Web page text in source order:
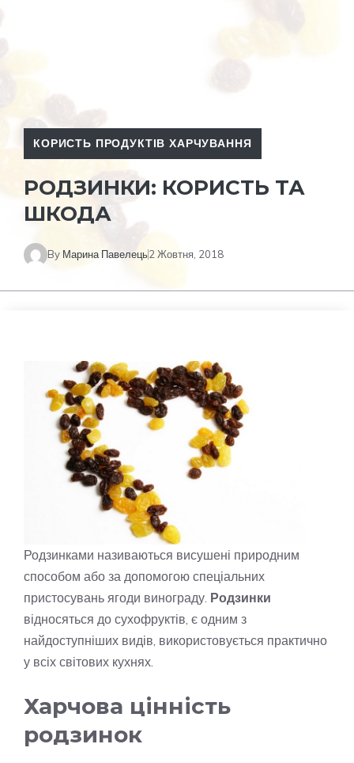
КОРИСТЬ ПРОДУКТІВ ХАРЧУВАННЯ
РОДЗИНКИ: КОРИСТЬ ТА
ШКОДА
By Марина Павелець2 Жовтня, 2018
Родзинками називаються висушені природним
способом або за допомогою спеціальних
пристосувань ягоди винограду. Родзинки
відносяться до сухофруктів, є одним з
найдоступніших видів, використовується практично
у всіх світових кухнях.
Харчова цінність
родзинок